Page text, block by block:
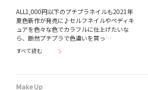
ALL1,000円以下のプチプラネイルも2021年
夏色新作が発売に♪セルフネイルやペディキ
ュアを色々な色でカラフルに仕上げたいな
ら、断然プチプラで色違いを買っ…
すべて読む
Make Up